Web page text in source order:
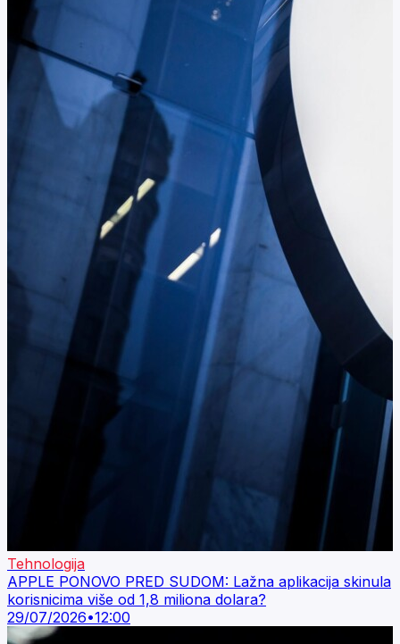
Tehnologija
APPLE PONOVO PRED SUDOM: Lažna aplikacija skinula
korisnicima više od 1,8 miliona dolara?
29/07/2026•12:00